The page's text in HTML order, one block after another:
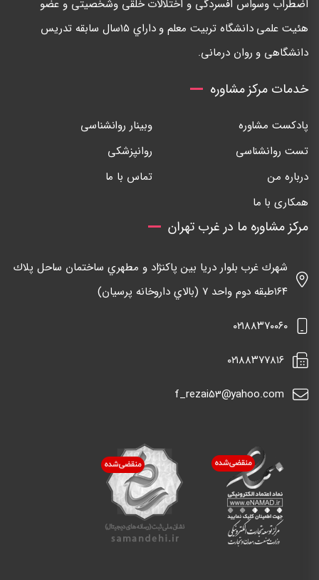
اضطراب وسواس افسردگی و اختلالات خلقی وشخصيتی و عضو
هئيت علمی دانشگاه تربيت معلم و داراي ١٥سال سابقه تدريس
دانشگاهی و روان درمانی.
خدمات مرکز مشاوره
پادکست مشاوره
وبینار روانشناسی
تست روانشناسی
روانپزشکی
درباره من
تماس با ما
همکاری با ما
مرکز مشاوره ما در غرب تهران
شهرك غرب بلوار دريا بين پاكنژاد و مطهري ساختمان ساحل پلاك
١٦٤طبقه دوم واحد ٧ (بالاي داروخانه پرسيان)
٠٢١٨٨٣٧٠٠٦٠
٠٢١٨٨٣٧٧٨١٦
f_rezai53@yahoo.com